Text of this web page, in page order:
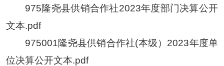
975隆尧县供销合作社2023年度部门决算公开
文本.pdf
975001隆尧县供销合作社(本级）2023年度单
位决算公开文本.pdf